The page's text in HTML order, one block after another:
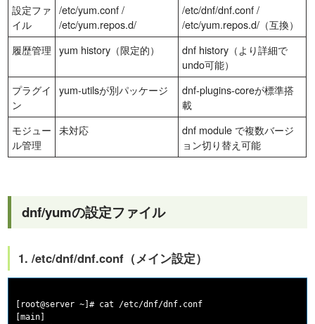
設定ファ
イル
/etc/yum.conf /
/etc/yum.repos.d/
/etc/dnf/dnf.conf /
/etc/yum.repos.d/（互換）
履歴管理 yum history（限定的）
dnf history（より詳細で
undo可能）
プラグイ
ン
yum-utilsが別パッケージ
dnf-plugins-coreが標準搭
載
モジュー
ル管理
未対応
dnf module で複数バージ
ョン切り替え可能
dnf/yumの設定ファイル
1. /etc/dnf/dnf.conf（メイン設定）
[root@server ~]# cat /etc/dnf/dnf.conf
[main]